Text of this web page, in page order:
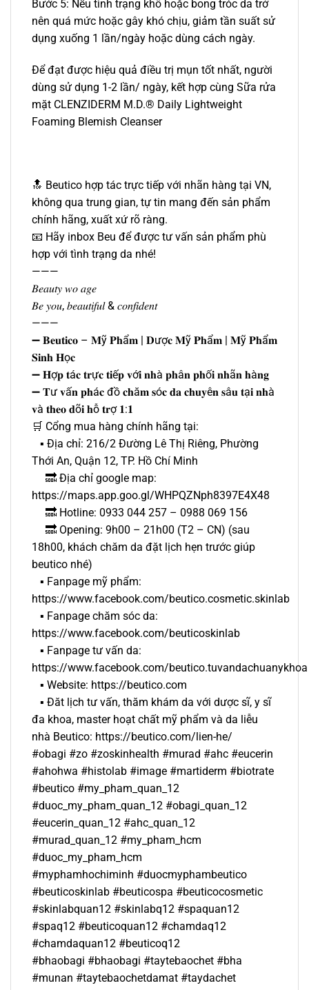
Bước 5: Nếu tình trạng khô hoặc bong tróc da trở
nên quá mức hoặc gây khó chịu, giảm tần suất sử
dụng xuống 1 lần/ngày hoặc dùng cách ngày.
Để đạt được hiệu quả điều trị mụn tốt nhất, người
dùng sử dụng 1-2 lần/ ngày, kết hợp cùng Sữa rửa
mặt CLENZIDERM M.D.® Daily Lightweight
Foaming Blemish Cleanser
🔝 Beutico hợp tác trực tiếp với nhãn hàng tại VN,
không qua trung gian, tự tin mang đến sản phẩm
chính hãng, xuất xứ rõ ràng.
📧 Hãy inbox Beu để được tư vấn sản phẩm phù
hợp với tình trạng da nhé!
———
𝐵𝑒𝑎𝑢𝑡𝑦 𝑤𝑜 𝑎𝑔𝑒
𝐵𝑒 𝑦𝑜𝑢, 𝑏𝑒𝑎𝑢𝑡𝑖𝑓𝑢𝑙 & 𝑐𝑜𝑛𝑓𝑖𝑑𝑒𝑛𝑡
———
➖ 𝐁𝐞𝐮𝐭𝐢𝐜𝐨 – 𝐌ỹ 𝐏𝐡ẩ𝐦 | 𝐃ượ𝐜 𝐌ỹ 𝐏𝐡ẩ𝐦 | 𝐌ỹ 𝐏𝐡ẩ𝐦
𝐒𝐢𝐧𝐡 𝐇ọ𝐜
➖ 𝐇ợ𝐩 𝐭á𝐜 𝐭𝐫ự𝐜 𝐭𝐢ế𝐩 𝐯ớ𝐢 𝐧𝐡à 𝐩𝐡â𝐧 𝐩𝐡ố𝐢 𝐧𝐡ã𝐧 𝐡à𝐧𝐠
➖ 𝐓ư 𝐯ấ𝐧 𝐩𝐡á𝐜 đồ 𝐜𝐡ă𝐦 𝐬ó𝐜 𝐝𝐚 𝐜𝐡𝐮𝐲ê𝐧 𝐬â𝐮 𝐭ạ𝐢 𝐧𝐡à
𝐯à 𝐭𝐡𝐞𝐨 𝐝õ𝐢 𝐡ỗ 𝐭𝐫ợ 𝟏:𝟏
🛒 Cổng mua hàng chính hãng tại:
▪️ Địa chỉ: 216/2 Đường Lê Thị Riêng, Phường
Thới An, Quận 12, TP. Hồ Chí Minh
🔜 Địa chỉ google map:
https://maps.app.goo.gl/WHPQZNph8397E4X48
🔜 Hotline: 0933 044 257 – 0988 069 156
🔜 Opening: 9h00 – 21h00 (T2 – CN) (sau
18h00, khách chăm da đặt lịch hẹn trước giúp
beutico nhé)
▪️ Fanpage mỹ phẩm:
https://www.facebook.com/beutico.cosmetic.skinlab
▪️ Fanpage chăm sóc da:
https://www.facebook.com/beuticoskinlab
▪️ Fanpage tư vấn da:
https://www.facebook.com/beutico.tuvandachuanykhoa
▪️ Website: https://beutico.com
▪️ Đăt lịch tư vấn, thăm khám da với dược sĩ, y sĩ
đa khoa, master hoạt chất mỹ phẩm và da liễu
nhà Beutico: https://beutico.com/lien-he/
#obagi #zo #zoskinhealth #murad #ahc #eucerin
#ahohwa #histolab #image #martiderm #biotrate
#beutico #my_pham_quan_12
#duoc_my_pham_quan_12 #obagi_quan_12
#eucerin_quan_12 #ahc_quan_12
#murad_quan_12 #my_pham_hcm
#duoc_my_pham_hcm
#myphamhochiminh #duocmyphambeutico
#beuticoskinlab #beuticospa #beuticocosmetic
#skinlabquan12 #skinlabq12 #spaquan12
#spaq12 #beuticoquan12 #chamdaq12
#chamdaquan12 #beuticoq12
#bhaobagi #bhaobagi #taytebaochet #bha
#munan #taytebaochetdamat #taydachet